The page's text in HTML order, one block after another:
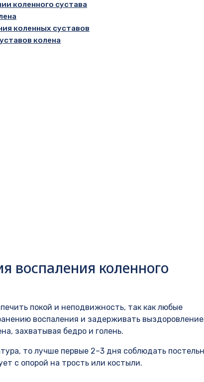
коленного сустава
коленных суставов
колена
воспаления коленного
покой и неподвижность, так как любые
воспаления и задерживать
захватывая бедро и голень.
то лучше первые 2–3 дня соблюдать
с опорой на трость или костыли.